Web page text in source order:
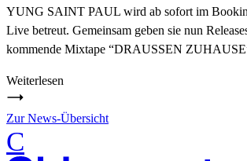
YUNG SAINT PAUL wird ab sofort im
Live betreut. Gemeinsam geben sie nun
kommende Mixtape “DRAUSSEN
Weiterlesen
Zur News-Übersicht
C